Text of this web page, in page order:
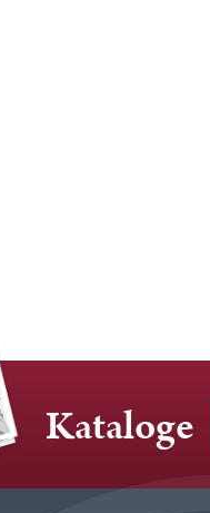
Kataloge